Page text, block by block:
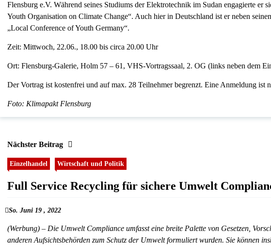
Flensburg e.V. Während seines Studiums der Elektrotechnik im Sudan engagierte er
Youth Organisation on Climate Change“. Auch hier in Deutschland ist er neben
„Local Conference of Youth Germany“.
Zeit: Mittwoch, 22.06., 18.00 bis circa 20.00 Uhr
Ort: Flensburg-Galerie, Holm 57 – 61, VHS-Vortragssaal, 2. OG (links neben dem
Der Vortrag ist kostenfrei und auf max. 28 Teilnehmer begrenzt. Eine Anmeldung ist
Foto: Klimapakt Flensburg
Nächster Beitrag
Einzelhandel Wirtschaft und Politik
Full Service Recycling für sichere Umwelt
So. Juni 19 , 2022
(Werbung) – Die Umwelt Compliance umfasst eine breite Palette von Gesetzen,
anderen Aufsichtsbehörden zum Schutz der Umwelt formuliert wurden. Sie können